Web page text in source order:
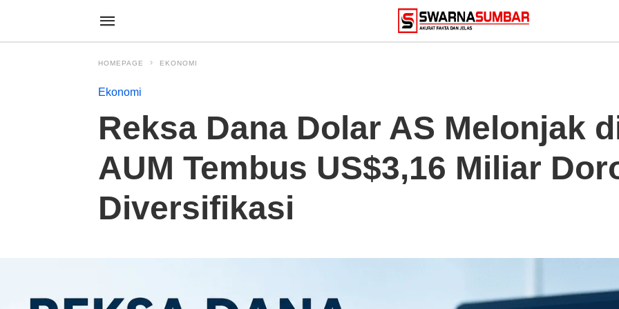
HOMEPAGE EKONOMI
Ekonomi
Reksa Dana Dolar AS Melonjak
AUM Tembus US$3,16 Miliar
Diversifikasi